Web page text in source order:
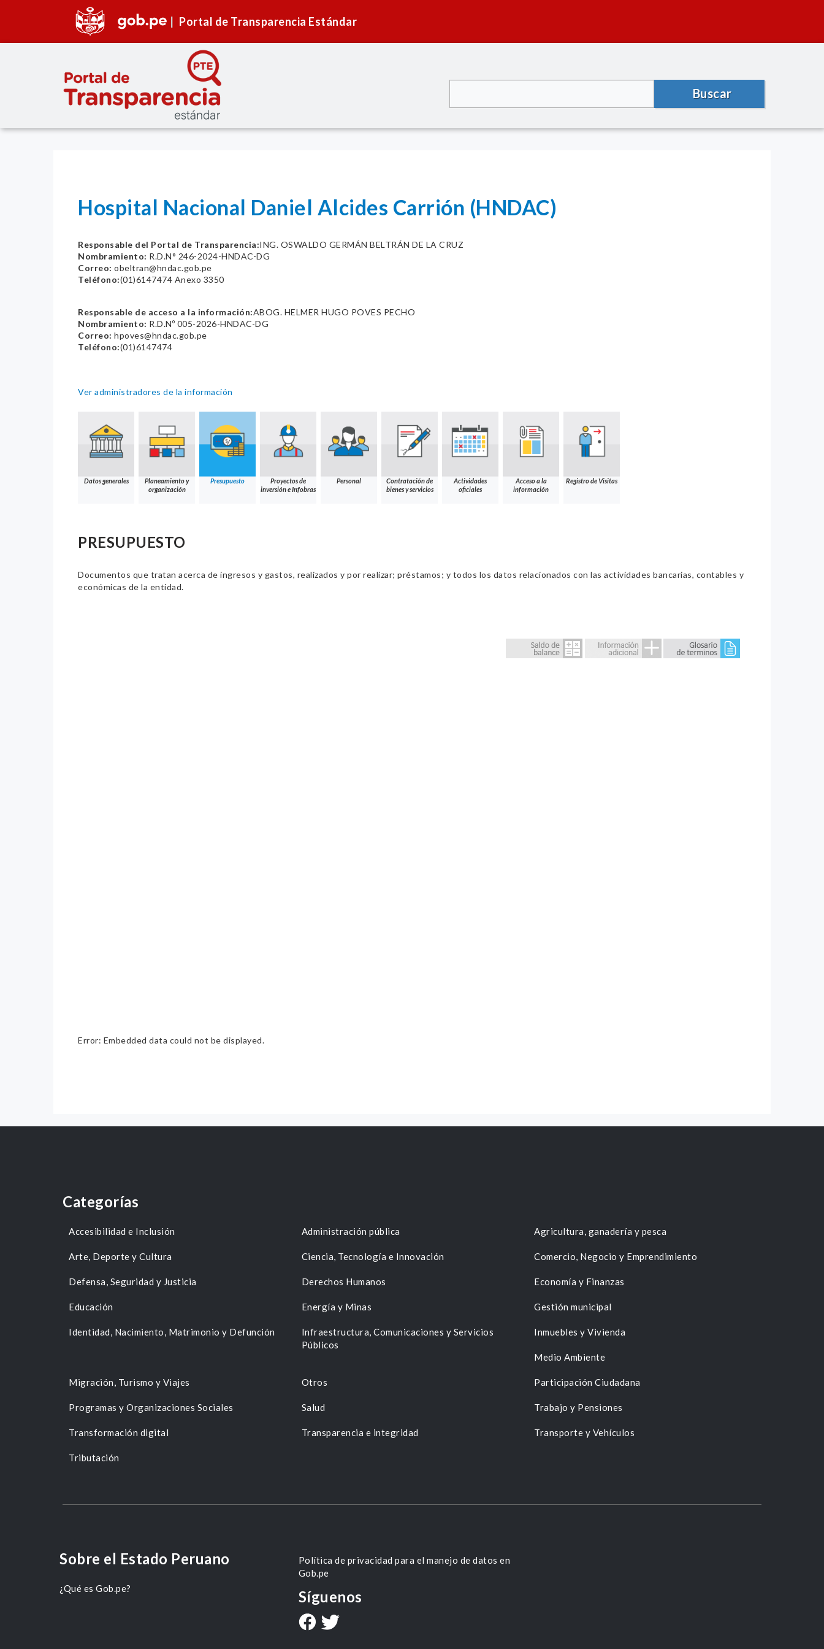
Portal de Transparencia Estándar
Buscar
Hospital Nacional Daniel Alcides Carrión (HNDAC)
Responsable del Portal de Transparencia:ING. OSWALDO GERMÁN BELTRÁN DE LA CRUZ
Nombramiento: R.D.N° 246-2024-HNDAC-DG
Correo: obeltran@hndac.gob.pe
Teléfono:(01)6147474 Anexo 3350
Responsable de acceso a la información:ABOG. HELMER HUGO POVES PECHO
Nombramiento: R.D.Nº 005-2026-HNDAC-DG
Correo: hpoves@hndac.gob.pe
Teléfono:(01)6147474
Ver administradores de la información
Datos generales
Planeamiento y
organización
Presupuesto
Proyectos de
inversión e Infobras
Personal
Contratación de
bienes y servicios
Actividades
oficiales
Acceso a la
información
Registro de Visitas
PRESUPUESTO
Documentos que tratan acerca de ingresos y gastos, realizados y por realizar; préstamos; y todos los datos relacionados con las actividades bancarias, contables y
económicas de la entidad.
Error: Embedded data could not be displayed.
Categorías
Accesibilidad e Inclusión Administración pública Agricultura, ganadería y pesca
Arte, Deporte y Cultura Ciencia, Tecnología e Innovación Comercio, Negocio y Emprendimiento
Defensa, Seguridad y Justicia Derechos Humanos Economía y Finanzas
Educación Energía y Minas Gestión municipal
Identidad, Nacimiento, Matrimonio y Defunción
Infraestructura, Comunicaciones y Servicios
Públicos
Inmuebles y Vivienda
Medio Ambiente
Migración, Turismo y Viajes Otros Participación Ciudadana
Programas y Organizaciones Sociales Salud Trabajo y Pensiones
Transformación digital Transparencia e integridad Transporte y Vehículos
Tributación
Sobre el Estado Peruano
¿Qué es Gob.pe?
Política de privacidad para el manejo de datos en
Gob.pe
Síguenos